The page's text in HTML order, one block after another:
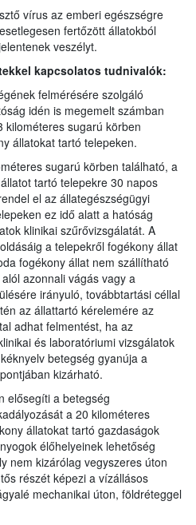
vírus az emberi egészségre
fertőzött állatokból
veszélyt.
kapcsolatos tudnivalók:
felmérésére szolgáló
idén is megemelt számban
kilométeres sugarú körben
állatokat tartó telepeken.
sugarú körben található, a
tartó telepekre 30 napos
el az állategészségügyi
ez idő alatt a hatóság
klinikai szűrővizsgálatát. A
a telepekről fogékony állat
fogékony állat nem szállítható
azonnali vágás vagy a
irányuló, továbbtartási céllal
az állattartó kérelemére az
adhat felmentést, ha az
és laboratóriumi vizsgálatok
betegség gyanúja a
kizárható.
elősegíti a betegség
a 20 kilométeres
állatokat tartó gazdaságok
élőhelyeinek lehetőség
nem kizárólag vegyszeres úton
részét képezi a vízállásos
mechanikai úton, földréteggel